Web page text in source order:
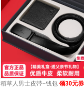
稻草人男士皮带+钱包 领30元